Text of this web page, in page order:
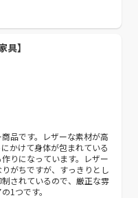
具】
品です。レザーな素材が高
かけて身体が包まれている
りになっています。レザー
がちですが、すっきりとし
されているので、厳正な雰
1つです。